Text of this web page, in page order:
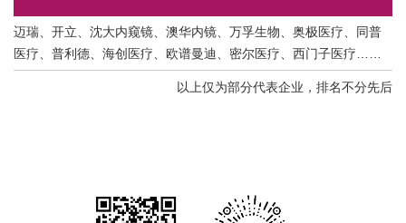
迈瑞、开立、沈大内窥镜、澳华内镜、万孚生物、奥极医疗、同普
医疗、普利德、海创医疗、欧谱曼迪、密尔医疗、西门子医疗……
以上仅为部分代表企业，排名不分先后